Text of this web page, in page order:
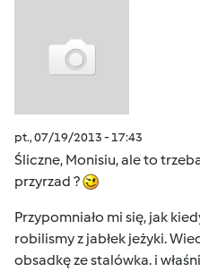
pt., 07/19/2013 - 17:43
Śliczne, Monisiu, ale to
przyrzad ?
Przypomniało mi się, jak
robilismy z jabłek jeżyki.
obsadkę ze stalówka. i